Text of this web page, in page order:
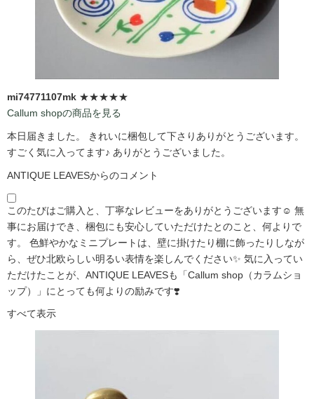
mi74771107mk ★★★★★
Callum shopの商品を見る
本日届きました。 きれいに梱包して下さりありがとうございます。
すごく気に入ってます♪ ありがとうございました。
ANTIQUE LEAVESからのコメント
このたびはご購入と、丁寧なレビューをありがとうございます☺️ 無
事にお届けでき、梱包にも安心していただけたとのこと、何よりで
す。 色鮮やかなミニプレートは、壁に掛けたり棚に飾ったりしなが
ら、ぜひ北欧らしい明るい表情を楽しんでください✨ 気に入ってい
ただけたことが、ANTIQUE LEAVESも「Callum shop（カラムショ
ップ）」にとっても何よりの励みです❣️
すべて表示